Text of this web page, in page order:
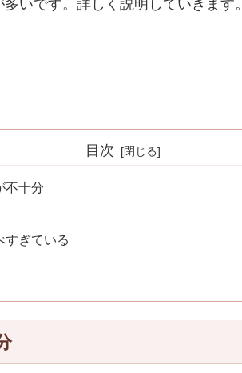
いです。詳しく説明していきます。
目次
不十分
すぎている